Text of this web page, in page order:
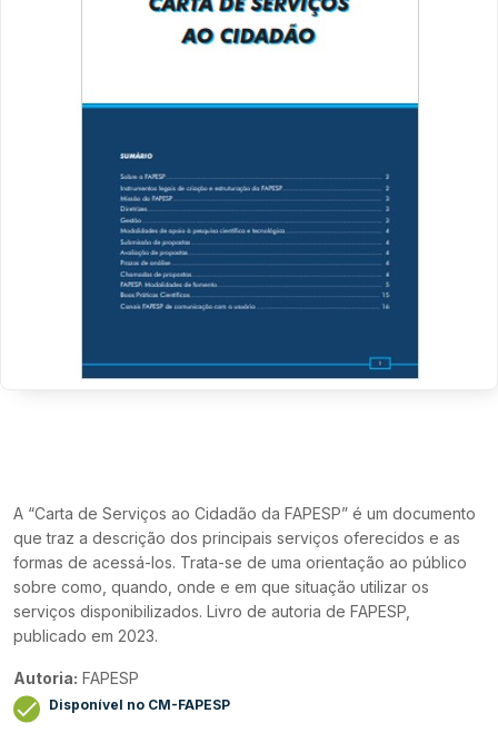
A “Carta de Serviços ao Cidadão da FAPESP” é um documento
que traz a descrição dos principais serviços oferecidos e as
formas de acessá-los. Trata-se de uma orientação ao público
sobre como, quando, onde e em que situação utilizar os
serviços disponibilizados. Livro de autoria de FAPESP,
publicado em 2023.
Autoria: FAPESP
Disponível no CM-FAPESP